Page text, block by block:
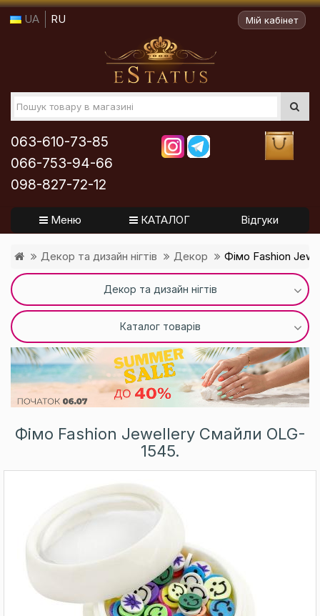
UA RU Мій кабінет
063-610-73-85
066-753-94-66
098-827-72-12
Меню КАТАЛОГ Відгуки
Декор та дизайн нігтів Декор Фімо Fashion
Декор та дизайн нігтів
Каталог товарів
Фімо Fashion Jewellery Смайли OLG-
1545.